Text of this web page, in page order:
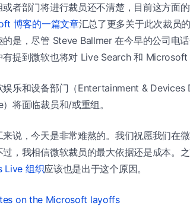
者部门将进行裁员还不清楚，目前这方面
博客的一篇文章汇总了更多关于此次裁员
的是，尽管 Steve Ballmer 在今早的公司电
有提到微软也将对 Live Search 和 Microsoft
娱乐和设备部门（Entertainment &
将面临裁员和/或重组。
说，今天是非常难熬的。我们祝愿我们在
，我相信微软裁员的最大依据还是成本。之
Live 组织应该也是出于这个原因。
on the Microsoft layoffs